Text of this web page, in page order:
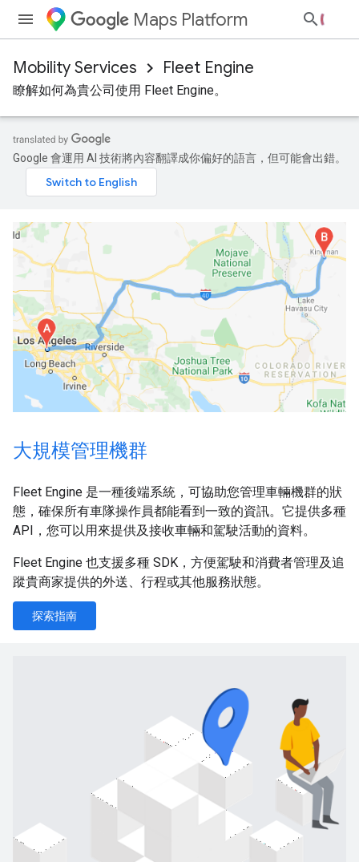
Maps Platform
Mobility Services Fleet Engine
瞭解如何為貴公司使用 Fleet Engine。
Google 會運用 AI 技術將內容翻譯成你偏好的語言，但可能會出錯。
大規模管理機群
Fleet Engine 是一種後端系統，可協助您管理車輛機群的狀
態，確保所有車隊操作員都能看到一致的資訊。它提供多種
API，您可以用來提供及接收車輛和駕駛活動的資料。
Fleet Engine 也支援多種 SDK，方便駕駛和消費者管理及追
蹤貴商家提供的外送、行程或其他服務狀態。
探索指南